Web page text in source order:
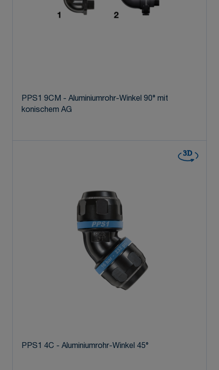
PPS1 9CM - Aluminiumrohr-Winkel 90° mit
konischem AG
PPS1 4C - Aluminiumrohr-Winkel 45°
3D